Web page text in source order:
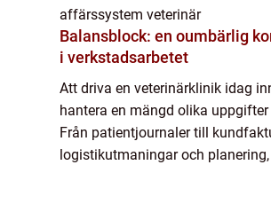
affärssystem veterinär
Balansblock: en oumbärlig
i verkstadsarbetet
Att driva en veterinärklinik idag
hantera en mängd olika
Från patientjournaler till
logistikutmaningar och planering,